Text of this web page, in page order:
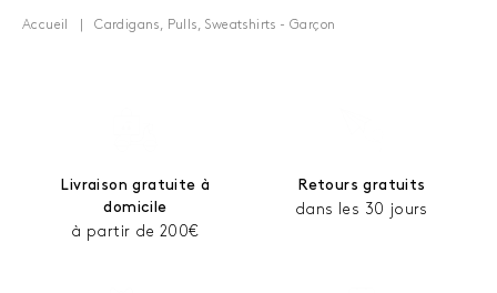
Accueil Cardigans, Pulls, Sweatshirts - Garçon
Livraison gratuite à
domicile
à partir de 200€
Retours gratuits
dans les 30 jours